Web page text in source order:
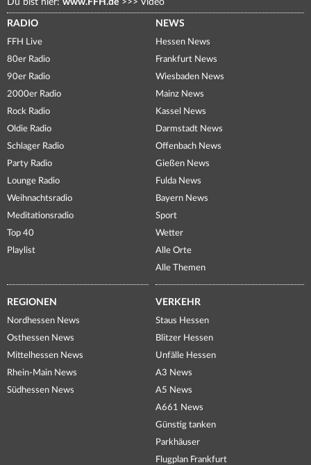
Du bist hier: www.FFH.de >>> Video
RADIO
FFH Live
80er Radio
90er Radio
2000er Radio
Rock Radio
Oldie Radio
Schlager Radio
Party Radio
Lounge Radio
Weihnachtsradio
Meditationsradio
Top 40
Playlist
NEWS
Hessen News
Frankfurt News
Wiesbaden News
Mainz News
Kassel News
Darmstadt News
Offenbach News
Gießen News
Fulda News
Bayern News
Sport
Wetter
Alle Orte
Alle Themen
REGIONEN
Nordhessen News
Osthessen News
Mittelhessen News
Rhein-Main News
Südhessen News
VERKEHR
Staus Hessen
Blitzer Hessen
Unfälle Hessen
A3 News
A5 News
A661 News
Günstig tanken
Parkhäuser
Flugplan Frankfurt